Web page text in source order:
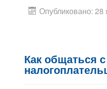
Опубликовано: 28
Как общаться с